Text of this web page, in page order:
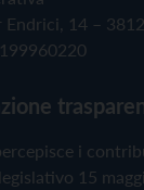
14 –
i
15